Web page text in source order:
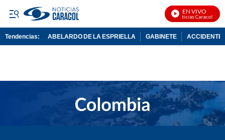
EN VIVO
Noticias Caracol En
Tendencias: ABELARDO DE LA ESPRIELLA GABINETE ACCIDENTE